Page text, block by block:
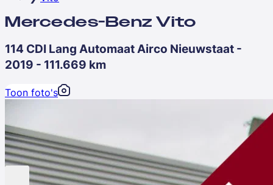
Mercedes-Benz Vito
114 CDI Lang Automaat Airco Nieuwstaat -
2019 - 111.669 km
Toon foto's